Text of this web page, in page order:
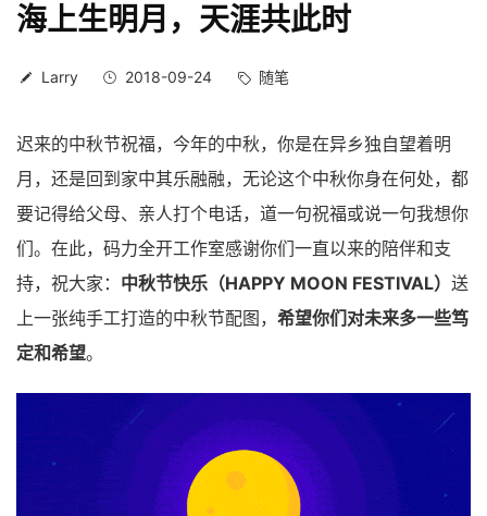
海上生明月，天涯共此时
Larry 2018-09-24 随笔
迟来的中秋节祝福，今年的中秋，你是在异乡独自望着明
月，还是回到家中其乐融融，无论这个中秋你身在何处，都
要记得给父母、亲人打个电话，道一句祝福或说一句我想你
们。在此，码力全开工作室感谢你们一直以来的陪伴和支
持，祝大家： 中秋节快乐（HAPPY MOON FESTIVAL） 送
上一张纯手工打造的中秋节配图， 希望你们对未来多一些笃
定和希望。